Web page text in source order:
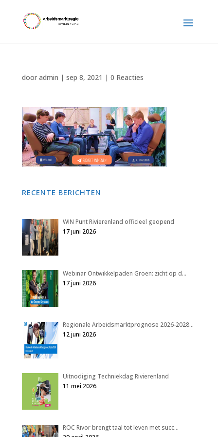
door admin | sep 8, 2021 | 0 Reacties
RECENTE BERICHTEN
WIN Punt Rivierenland officieel geopend
17 juni 2026
Webinar Ontwikkelpaden Groen: zicht op d…
17 juni 2026
Regionale Arbeidsmarktprognose 2026-2028…
12 juni 2026
Uitnodiging Techniekdag Rivierenland
11 mei 2026
ROC Rivor brengt taal tot leven met succ…